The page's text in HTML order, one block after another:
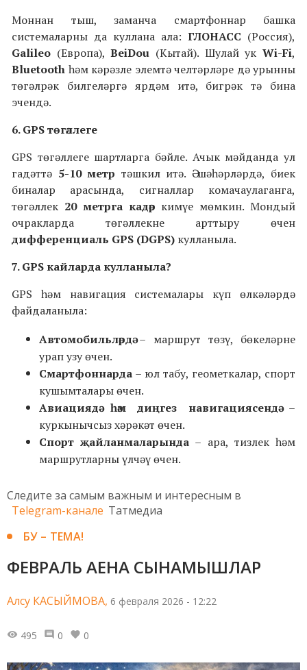
Моннан тыш, заманча смартфоннар башка
системаларны да куллана ала: ГЛОНАСС (Россия),
Galileo (Европа),BeiDou (Кытай). Шулай укWi-Fi,
Bluetooth һәм кәрәзле элемтә челтәрләре дә урынны
төгәлрәк билгеләргә ярдәм итә, бигрәк тә бина
эчендә.
6. GPS төгәллеге
GPS төгәллеге шартларга бәйле. Ачык мәйданда ул
гадәттә 5-10 метр тәшкил итә. Ә шәһәрләрдә, биек
биналар арасында, сигналлар комачаулаганга,
төгәллек 20 метрга кадәр кимүе мөмкин. Мондый
очракларда төгәллекне арттыру өчен
дифференциаль GPS (DGPS) кулланыла.
7. GPS кайларда кулланыла?
GPS һәм навигация системалары күп өлкәләрдә
файдаланыла:
Автомобильләрдә– маршрут төзү, бөкеләрне
урап узу өчен.
Смартфоннарда – юл табу, геометкалар, спорт
кушымталары өчен.
Авиациядә һәм диңгез навигациясендә–
куркынычсыз хәрәкәт өчен.
Спорт җайланмаларында – ара, тизлек һәм
маршрутларны үлчәү өчен.
Следите за самым важным и интересным в
Telegram-канале Татмедиа
БУ – ТЕМА!
ФЕВРАЛЬ АЕНА СЫНАМЫШЛАР
Алсу КАСЫЙМОВА, 6 февраля 2026 - 12:22
495 0 0